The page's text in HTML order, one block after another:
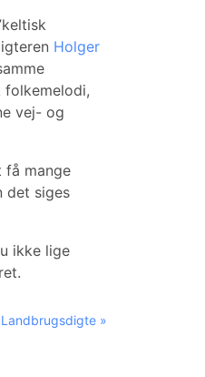
Holger
folkemelodi,
vej- og
få mange
det siges
ikke lige
Landbrugsdigte »